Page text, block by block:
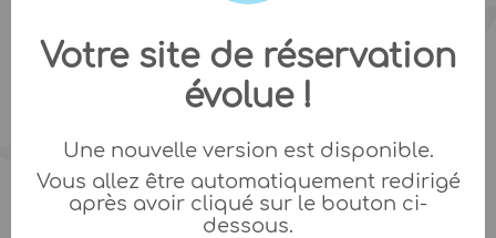
Votre site de réservation
évolue !
Une nouvelle version est disponible.
Vous allez être automatiquement redirigé
après avoir cliqué sur le bouton ci-
dessous.